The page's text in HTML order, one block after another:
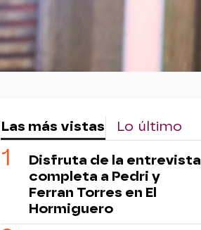
Las más vistas Lo último
Disfruta de la entrevista
completa a Pedri y
Ferran Torres en El
Hormiguero